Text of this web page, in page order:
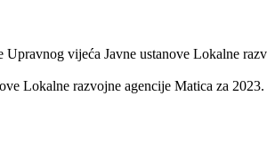
vijeća Javne ustanove Lokalne
Lokalne razvojne agencije Matica za